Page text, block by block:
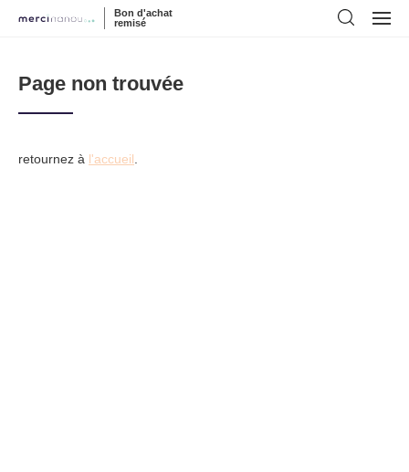
Bon d'achat
remisé
Page non trouvée
retournez à l'accueil